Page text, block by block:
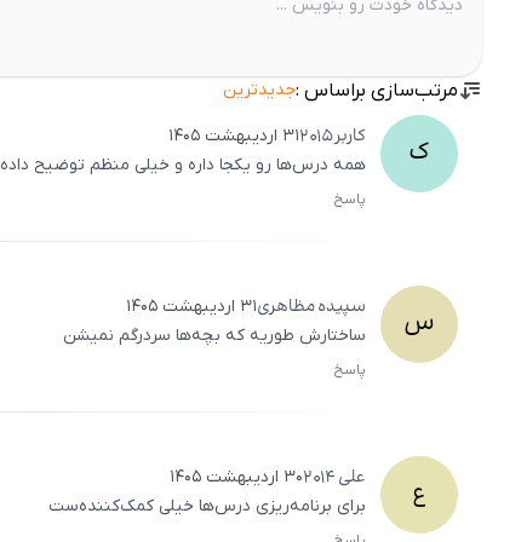
مرتب‌سازی براساس :جدیدترین
ک کاربر2015۳۱ اردیبهشت ۱۴۰۵
همه درس‌ها رو یکجا داره و خیلی منظم توضیح داده
پاسخ
س سپیدهمظاهری۳۱ اردیبهشت ۱۴۰۵
ساختارش طوریه که بچه‌ها سردرگم نمیشن
پاسخ
ع علی2014۳۰ اردیبهشت ۱۴۰۵
برای برنامه‌ریزی درس‌ها خیلی کمک‌کننده‌ست